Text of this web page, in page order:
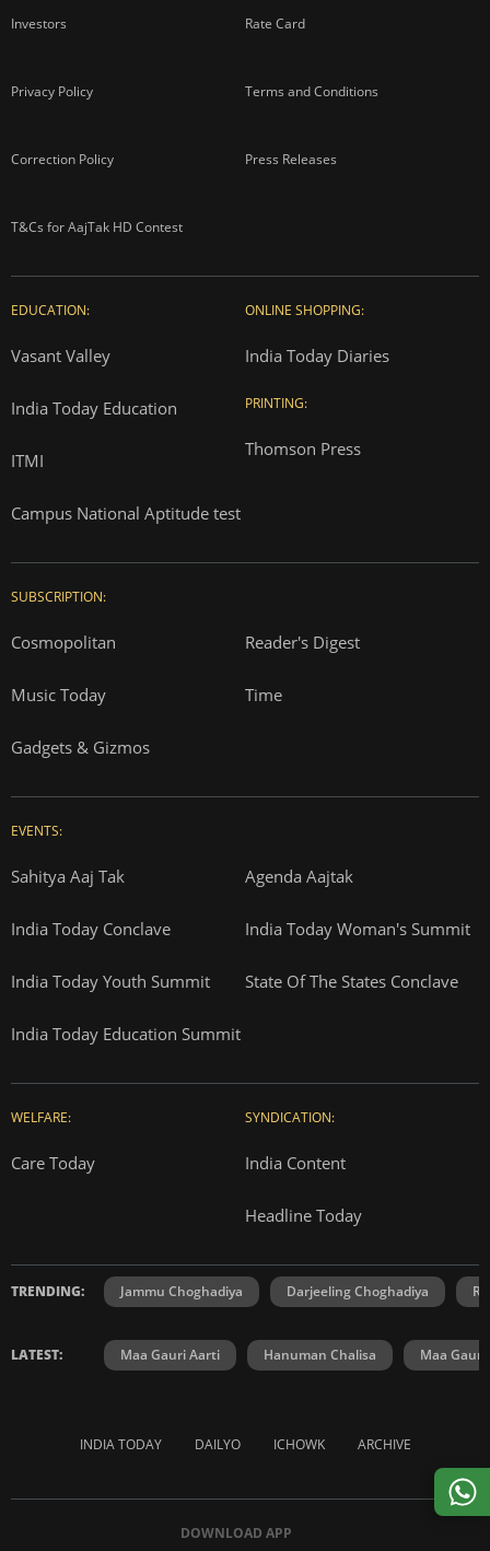
Investors Rate Card
Privacy Policy Terms and Conditions
Correction Policy Press Releases
T&Cs for AajTak HD Contest
EDUCATION:
Vasant Valley
India Today Education
ITMI
Campus National Aptitude test
ONLINE SHOPPING:
India Today Diaries
PRINTING:
Thomson Press
SUBSCRIPTION:
Cosmopolitan Reader's Digest
Music Today Time
Gadgets & Gizmos
EVENTS:
Sahitya Aaj Tak Agenda Aajtak
India Today Conclave India Today Woman's Summit
India Today Youth Summit State Of The States Conclave
India Today Education Summit
WELFARE:
Care Today
SYNDICATION:
India Content
Headline Today
TRENDING: Jammu Choghadiya Darjeeling Choghadiya
LATEST: Maa Gauri Aarti Hanuman Chalisa Maa Gauri
INDIA TODAY DAILYO ICHOWK ARCHIVE
DOWNLOAD APP